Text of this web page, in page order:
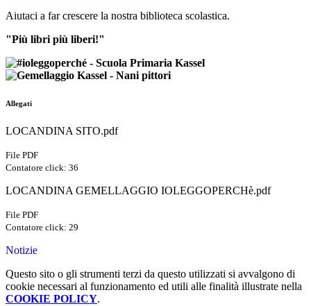
Aiutaci a far crescere la nostra biblioteca scolastica.
"Più libri più liberi!"
Allegati
LOCANDINA SITO.pdf
File PDF
Contatore click: 36
LOCANDINA GEMELLAGGIO IOLEGGOPERCHè.pdf
File PDF
Contatore click: 29
Notizie
Questo sito o gli strumenti terzi da questo utilizzati si avvalgono di
cookie necessari al funzionamento ed utili alle finalità illustrate nella
COOKIE POLICY.